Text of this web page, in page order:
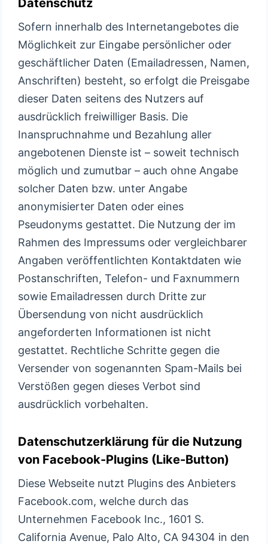
Datenschutz
Sofern innerhalb des Internetangebotes die
Möglichkeit zur Eingabe persönlicher oder
geschäftlicher Daten (Emailadressen, Namen,
Anschriften) besteht, so erfolgt die Preisgabe
dieser Daten seitens des Nutzers auf
ausdrücklich freiwilliger Basis. Die
Inanspruchnahme und Bezahlung aller
angebotenen Dienste ist – soweit technisch
möglich und zumutbar – auch ohne Angabe
solcher Daten bzw. unter Angabe
anonymisierter Daten oder eines
Pseudonyms gestattet. Die Nutzung der im
Rahmen des Impressums oder vergleichbarer
Angaben veröffentlichten Kontaktdaten wie
Postanschriften, Telefon- und Faxnummern
sowie Emailadressen durch Dritte zur
Übersendung von nicht ausdrücklich
angeforderten Informationen ist nicht
gestattet. Rechtliche Schritte gegen die
Versender von sogenannten Spam-Mails bei
Verstößen gegen dieses Verbot sind
ausdrücklich vorbehalten.
Datenschutzerklärung für die Nutzung
von Facebook-Plugins (Like-Button)
Diese Webseite nutzt Plugins des Anbieters
Facebook.com, welche durch das
Unternehmen Facebook Inc., 1601 S.
California Avenue, Palo Alto, CA 94304 in den